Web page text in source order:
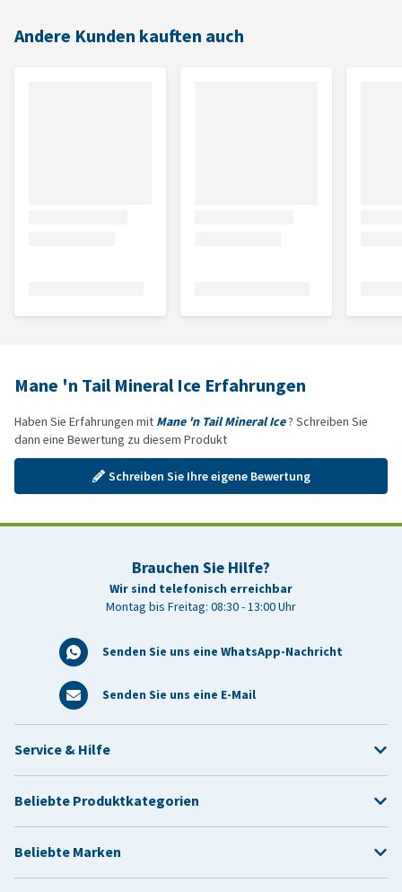
Andere Kunden kauften auch
Mane 'n Tail Mineral Ice Erfahrungen
Haben Sie Erfahrungen mit Mane 'n Tail Mineral Ice? Schreiben Sie
dann eine Bewertung zu diesem Produkt
Schreiben Sie Ihre eigene Bewertung
Brauchen Sie Hilfe?
Wir sind telefonisch erreichbar
Montag bis Freitag: 08:30 - 13:00 Uhr
Senden Sie uns eine WhatsApp-Nachricht
Senden Sie uns eine E-Mail
Service & Hilfe
Beliebte Produktkategorien
Beliebte Marken